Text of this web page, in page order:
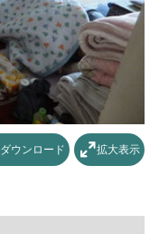
拡大表示
ダウンロード